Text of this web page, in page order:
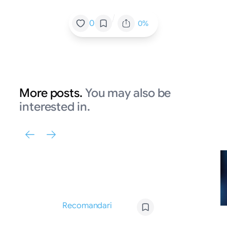
0 0%
More posts. You may also be
interested in.
Recomandari